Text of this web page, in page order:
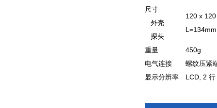
尺寸
外壳
探头
120 x
重量
450g
电气连接
螺纹压紧
显示分辨率
LCD, 2